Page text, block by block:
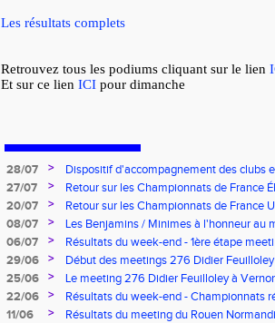
Les résultats complets
Retrouvez tous les podiums cliquant sur le lien
Et sur ce lienICI pour dimanche
28/07 >
Dispositif d'accompagnement des clubs
pour l'embauche de volontaires au
27/07 >
Retour sur les Championnats de France
20/07
>
Retour sur les Championnats de France
08/07
>
Les Benjamins / Minimes à l'honneur au
06/07
>
Résultats du week-end - 1ère étape
Pointes d'Or - Pré-France CJESM
29/06 >
Début des meetings 276 Didier Feuilloley
25/06
>
Le meeting 276 Didier Feuilloley à
22/06
>
Résultats du week-end - Championnats
11/06
>
Résultats du meeting du Rouen